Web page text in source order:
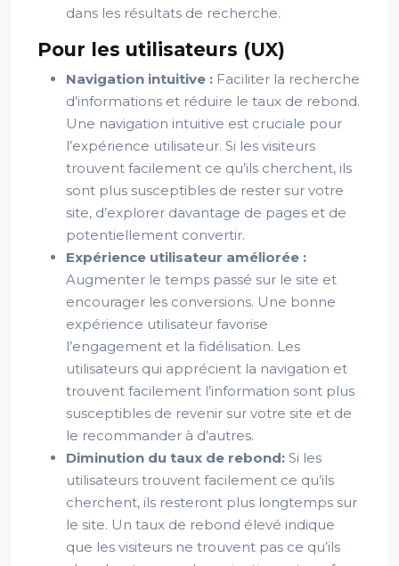
dans les résultats de recherche.
Pour les utilisateurs (UX)
Navigation intuitive : Faciliter la recherche
d’informations et réduire le taux de rebond.
Une navigation intuitive est cruciale pour
l’expérience utilisateur. Si les visiteurs
trouvent facilement ce qu’ils cherchent, ils
sont plus susceptibles de rester sur votre
site, d’explorer davantage de pages et de
potentiellement convertir.
Expérience utilisateur améliorée :
Augmenter le temps passé sur le site et
encourager les conversions. Une bonne
expérience utilisateur favorise
l’engagement et la fidélisation. Les
utilisateurs qui apprécient la navigation et
trouvent facilement l’information sont plus
susceptibles de revenir sur votre site et de
le recommander à d’autres.
Diminution du taux de rebond: Si les
utilisateurs trouvent facilement ce qu’ils
cherchent, ils resteront plus longtemps sur
le site. Un taux de rebond élevé indique
que les visiteurs ne trouvent pas ce qu’ils